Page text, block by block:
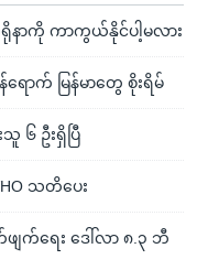
နာကို ကာကွယ်နိုင်ပါ့မလား
ောက် မြန်မာတွေ စိုးရိမ်
၆ ဦးရှိပြီ
သတိပေး
ျက်ရေး ဒေါ်လာ ၈.၃ ဘီ